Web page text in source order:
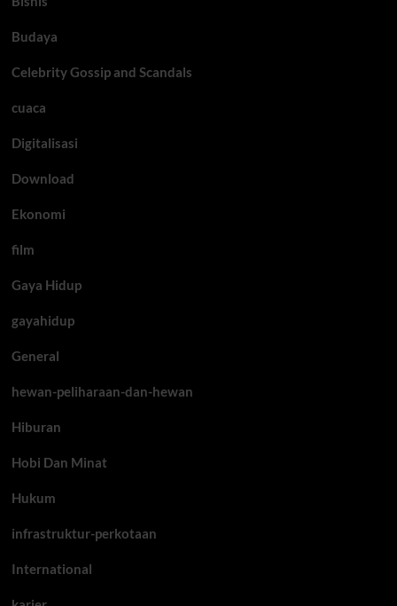
Budaya
Celebrity Gossip and Scandals
cuaca
Digitalisasi
Download
Ekonomi
film
Gaya Hidup
gayahidup
General
hewan-peliharaan-dan-hewan
Hiburan
Hobi Dan Minat
Hukum
infrastruktur-perkotaan
International